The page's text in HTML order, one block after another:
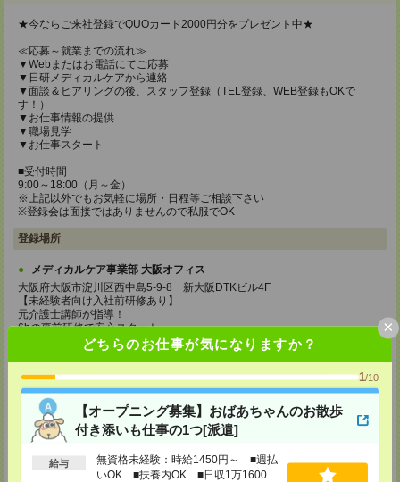
どちらのお仕事が気になりますか？
1/10
【オープニング募集】おばあちゃんのお散歩
付き添いも仕事の1つ[派遣]
給与
無資格未経験：時給1450円～ ■週払
いOK ■扶養内OK ■日収1万1600円
×
★今ならご来社登録でQUOカード2000円分をプレゼント中★
≪応募～就業までの流れ≫
▼Webまたはお電話にてご応募
▼日研メディカルケアから連絡
▼面談＆ヒアリングの後、スタッフ登録（TEL登録、WEB登録もOKで
す！）
▼お仕事情報の提供
▼職場見学
▼お仕事スタート
■受付時間
9:00～18:00（月～金）
※上記以外でもお気軽に場所・日程等ご相談下さい
※登録会は面接ではありませんので私服でOK
登録場所
メディカルケア事業部 大阪オフィス
大阪府大阪市淀川区西中島5-9-8 新大阪DTKビル4F
【未経験者向け入社前研修あり】
元介護士講師が指導！
6hの事前研修で安心スタート
時給1,177円＋交通費支給（規定あり）
MAIL：tenshoku@nikken-ts.jp
担当：採用担当
メディカルケア事業部 京都オフィス
京都府京都市下京区東塩小路町843番地2 日本生命京都ヤサカビル5F
TEL：0120-975-927
MAIL：tenshoku@nikken-ts.jp